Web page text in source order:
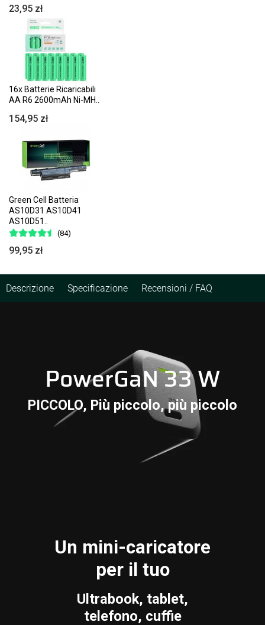
23,95 zł
16x Batterie Ricaricabili
AA R6 2600mAh Ni-MH..
154,95 zł
Green Cell Batteria
AS10D31 AS10D41
AS10D51..
(84)
99,95 zł
Descrizione Specificazione Recensioni / FAQ
PowerGaN 33 W
PICCOLO, Più piccolo, più piccolo
Un mini-caricatore
per il tuo
Ultrabook, tablet,
telefono, cuffie